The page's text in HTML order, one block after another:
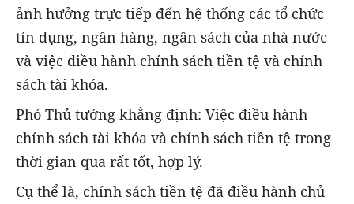
ảnh hưởng trực tiếp đến hệ thống các tổ chức
tín dụng, ngân hàng, ngân sách của nhà nước
và việc điều hành chính sách tiền tệ và chính
sách tài khóa.
Phó Thủ tướng khẳng định: Việc điều hành
chính sách tài khóa và chính sách tiền tệ trong
thời gian qua rất tốt, hợp lý.
Cụ thể là, chính sách tiền tệ đã điều hành chủ